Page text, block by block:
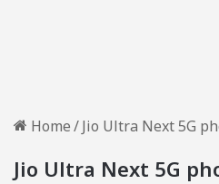
Home/Jio Ultra Next 5G
Jio Ultra Next 5G